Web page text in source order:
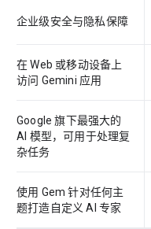
企业级安全与隐私保障
在 Web 或移动设备上
访问 Gemini 应用
Google 旗下最强大的
AI 模型，可用于处理复
杂任务
使用 Gem 针对任何主
题打造自定义 AI 专家